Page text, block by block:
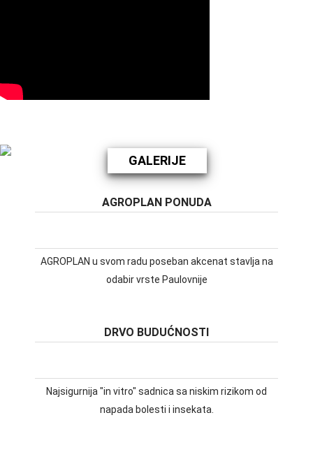
GALERIJE
AGROPLAN PONUDA
AGROPLAN u svom radu poseban akcenat stavlja na
odabir vrste Paulovnije
DRVO BUDUĆNOSTI
Najsigurnija "in vitro" sadnica sa niskim rizikom od
napada bolesti i insekata.